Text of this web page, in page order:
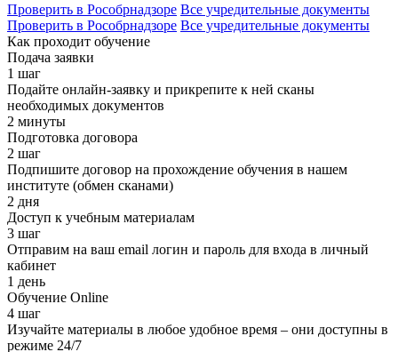
Проверить в Рособрнадзоре Все учредительные документы
Проверить в Рособрнадзоре Все учредительные документы
Как проходит обучение
Подача заявки
1 шаг
Подайте онлайн-заявку и прикрепите к ней сканы
необходимых документов
2 минуты
Подготовка договора
2 шаг
Подпишите договор на прохождение обучения в нашем
институте (обмен сканами)
2 дня
Доступ к учебным материалам
3 шаг
Отправим на ваш email логин и пароль для входа в личный
кабинет
1 день
Обучение Online
4 шаг
Изучайте материалы в любое удобное время – они доступны в
режиме 24/7